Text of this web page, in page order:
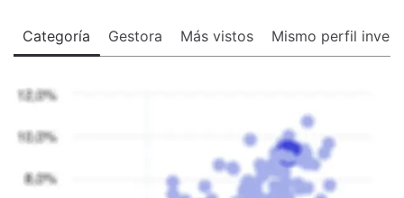
Categoría Gestora Más vistos Mismo perfil